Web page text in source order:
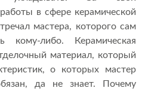
в сфере керамической
мастера, которого сам
кому-либо. Керамическая
материал, который
о которых мастер
да не знает. Почему